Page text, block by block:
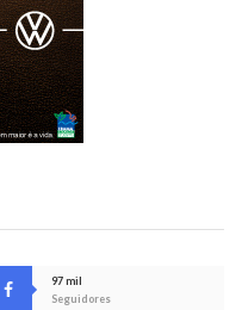
97 mil
Seguidores